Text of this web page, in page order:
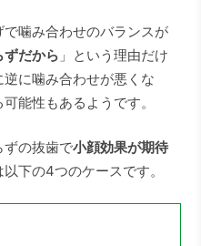
噛み合わせのバランスが
ずだから 」という理由だけ
に噛み合わせが悪くな
能性もあるようです。
ずの抜歯で小顔効果が期待
下の4つのケースです。